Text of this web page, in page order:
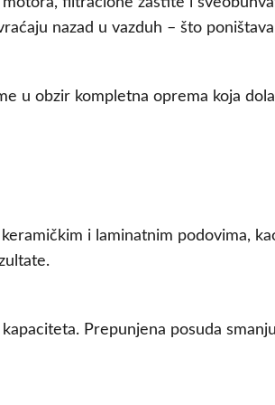
nazad u vazduh – što
u obzir kompletna oprema koja
i laminatnim podovima,
Prepunjena posuda